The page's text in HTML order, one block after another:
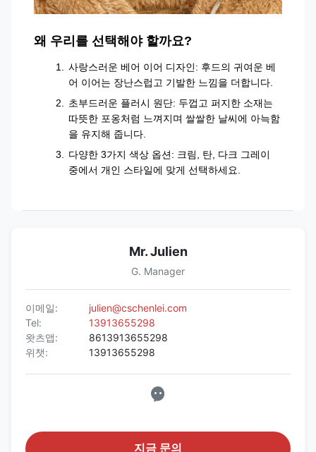
왜 우리를 선택해야 할까요?
사랑스러운 베어 이어 디자인: 후드의 귀여운 베
어 이어는 장난스럽고 기발한 느낌을 더합니다.
초부드러운 플러시 원단: 두껍고 퍼지한 소재는
따뜻한 포옹처럼 느껴지며 쌀쌀한 날씨에 아늑함
을 유지해 줍니다.
다양한 3가지 색상 옵션: 크림, 탄, 다크 그레이
중에서 개인 스타일에 맞게 선택하세요.
Mr. Julien
G. Manager
이메일:
julien@cschenlei.com
Tel:
13913655298
왓츠앱:
8613913655298
위챗:
13913655298
지금 문의